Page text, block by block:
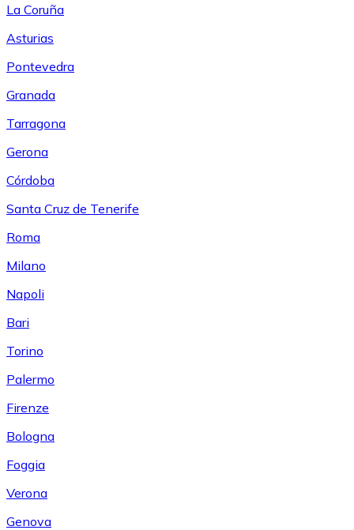
La Coruña
Asturias
Pontevedra
Granada
Tarragona
Gerona
Córdoba
Santa Cruz de Tenerife
Roma
Milano
Napoli
Bari
Torino
Palermo
Firenze
Bologna
Foggia
Verona
Genova